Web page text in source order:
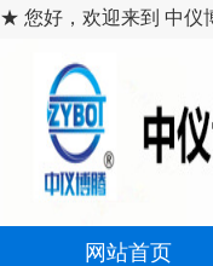
★ 您好，欢迎来到 中仪
网站首页